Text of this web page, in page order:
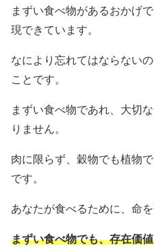
まずい食べ物があるおかげ
現できています。
なにより忘れてはならない
ことです。
まずい食べ物であれ、大切
りません。
肉に限らず、穀物でも植物
です。
あなたが食べるために、命
まずい食べ物でも、存在価